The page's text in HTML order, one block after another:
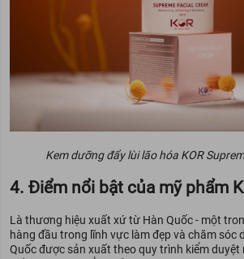
Kem dưỡng đẩy lùi lão hóa KOR
4. Điểm nổi bật của mỹ phẩm
Là thương hiệu xuất xứ từ Hàn Quốc - một
hàng đầu trong lĩnh vực làm đẹp và chăm sóc
Quốc được sản xuất theo quy trình kiểm